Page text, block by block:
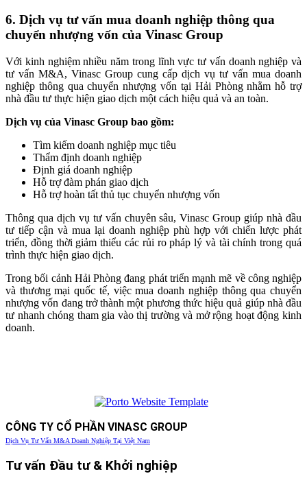
6. Dịch vụ tư vấn mua doanh nghiệp thông qua
chuyển nhượng vốn của Vinasc Group
Với kinh nghiệm nhiều năm trong lĩnh vực tư vấn doanh nghiệp và
tư vấn M&A, Vinasc Group cung cấp dịch vụ tư vấn mua doanh
nghiệp thông qua chuyển nhượng vốn tại Hải Phòng nhằm hỗ trợ
nhà đầu tư thực hiện giao dịch một cách hiệu quả và an toàn.
Dịch vụ của Vinasc Group bao gồm:
Tìm kiếm doanh nghiệp mục tiêu
Thẩm định doanh nghiệp
Định giá doanh nghiệp
Hỗ trợ đàm phán giao dịch
Hỗ trợ hoàn tất thủ tục chuyển nhượng vốn
Thông qua dịch vụ tư vấn chuyên sâu, Vinasc Group giúp nhà đầu
tư tiếp cận và mua lại doanh nghiệp phù hợp với chiến lược phát
triển, đồng thời giảm thiểu các rủi ro pháp lý và tài chính trong quá
trình thực hiện giao dịch.
Trong bối cảnh Hải Phòng đang phát triển mạnh mẽ về công nghiệp
và thương mại quốc tế, việc mua doanh nghiệp thông qua chuyển
nhượng vốn đang trở thành một phương thức hiệu quả giúp nhà đầu
tư nhanh chóng tham gia vào thị trường và mở rộng hoạt động kinh
doanh.
CÔNG TY CỔ PHẦN VINASC GROUP
Dịch Vụ Tư Vấn M&A Doanh Nghiệp Tại Việt Nam
Tư vấn Đầu tư & Khởi nghiệp